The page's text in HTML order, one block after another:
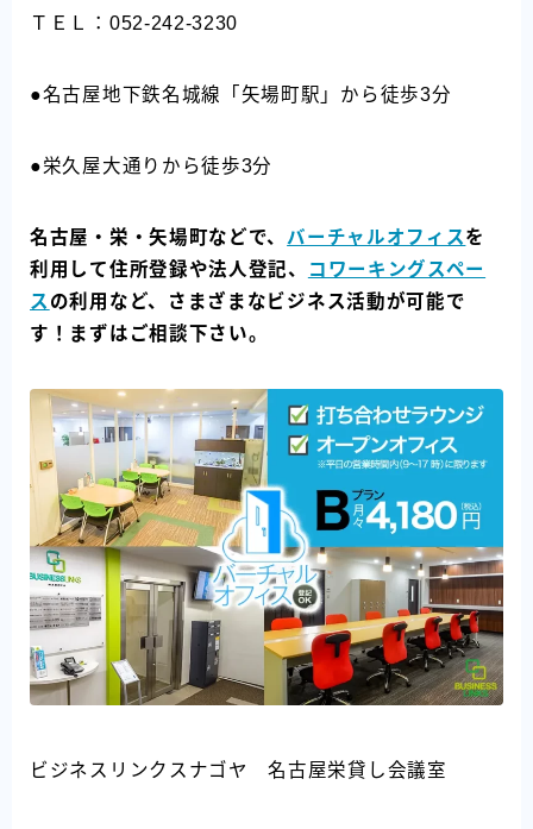
ＴＥＬ：052-242-3230
●名古屋地下鉄名城線「矢場町駅」から徒歩3分
●栄久屋大通りから徒歩3分
名古屋・栄・矢場町などで、 バーチャルオフィスを
利用して住所登録や法人登記、
コワーキングスペー
ス の利用など、さまざまなビジネス活動が可能で
す！まずはご相談下さい。
ビジネスリンクスナゴヤ 名古屋栄貸し会議室